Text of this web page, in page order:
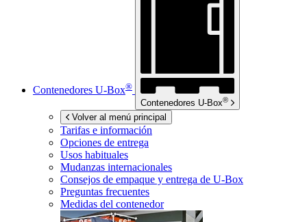
Contenedores U-Box®
Contenedores U-Box®
Volver al menú principal
Tarifas e información
Opciones de entrega
Usos habituales
Mudanzas internacionales
Consejos de empaque y entrega de U-Box
Preguntas frecuentes
Medidas del contenedor